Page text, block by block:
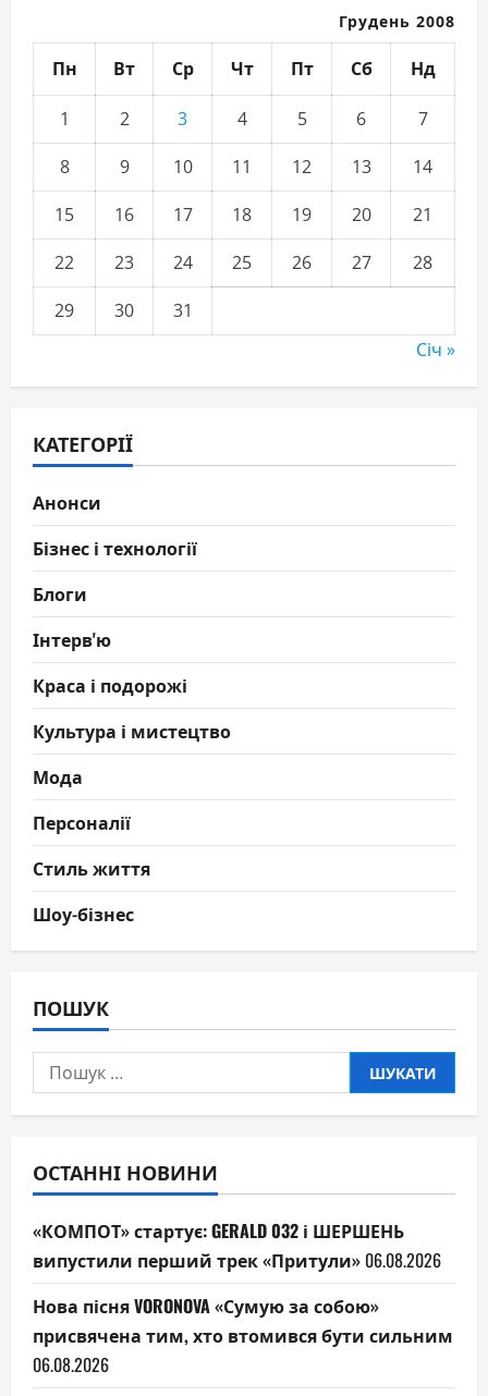
Грудень 2008
Пн Вт Ср Чт Пт Сб Нд
1 2 3 4 5 6
7
8
9 10 11 12 13
14
15
16 17 18 19 20
21
22
23 24 25 26 27
28
29
30
31
Січ »
КАТЕГОРІЇ
Анонси
Бізнес і технології
Блоги
Інтерв'ю
Краса і подорожі
Культура і мистецтво
Мода
Персоналії
Стиль життя
Шоу-бізнес
ПОШУК
Пошук:
ОСТАННІ НОВИНИ
«КОМПОТ» стартує: GERALD 032 і ШЕРШЕНЬ
випустили перший трек «Притули» 06.08.2026
Нова пісня VORONOVA «Сумую за собою»
присвячена тим, хто втомився бути сильним
06.08.2026